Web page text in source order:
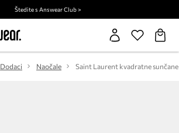
Štedite s Answear Club >
Dodaci Naočale